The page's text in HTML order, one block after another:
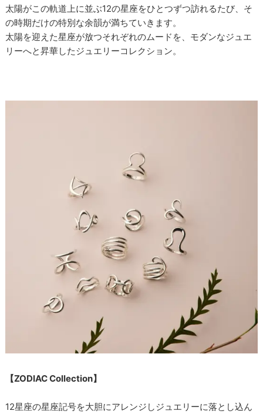
太陽がこの軌道上に並ぶ12の星座をひとつずつ訪れるたび、そ
の時期だけの特別な余韻が満ちていきます。
太陽を迎えた星座が放つそれぞれのムードを、モダンなジュエ
リーへと昇華したジュエリーコレクション。
【ZODIAC Collection】
12星座の星座記号を大胆にアレンジしジュエリーに落とし込ん